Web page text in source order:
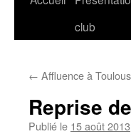
club
← Affluence à
Reprise
Publié le 15 août 2013